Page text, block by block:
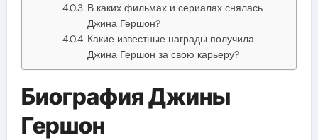
В каких фильмах и сериалах снялась
Джина Гершон?
Какие известные награды получила
Джина Гершон за свою карьеру?
Биография Джины
Гершон